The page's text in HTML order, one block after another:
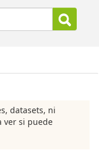
datasets, ni
ver si puede